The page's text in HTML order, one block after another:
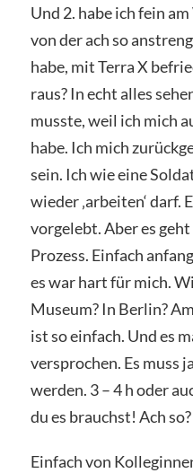
Und 2. habe ich fein
von der ach so
habe, mit Terra X
raus? In echt alles
musste, weil ich mich
habe. Ich mich
sein. Ich wie eine
wieder ‚arbeiten‘ darf.
vorgelebt. Aber es
Prozess. Einfach
es war hart für mich.
Museum? In Berlin?
ist so einfach. Und es
versprochen. Es muss
werden. 3 – 4 h oder
du es brauchst! Ach
Einfach von